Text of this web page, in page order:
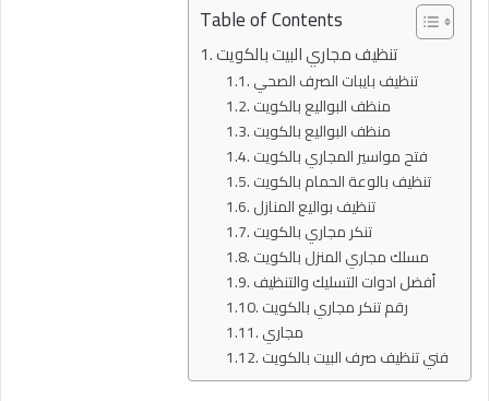
Table of Contents
تنظيف مجاري البيت بالكويت
تنظيف بايبات الصرف الصحي
منظف البواليع بالكويت
منظف البواليع بالكويت
فتح مواسير المجاري بالكويت
تنظيف بالوعة الحمام بالكويت
تنظيف بواليع المنازل
تنكر مجاري بالكويت
مسلك مجاري المنزل بالكويت
أفضل ادوات التسليك والتنظيف
رقم تنكر مجاري بالكويت
مجاري
فني تنظيف صرف البيت بالكويت